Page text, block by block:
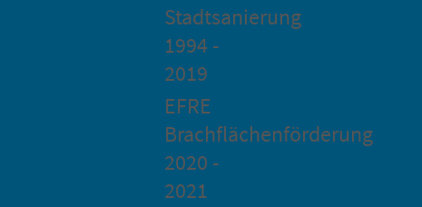
Stadtsanierung
1994 -
2019
EFRE
Brachflächenförderung
2020 -
2021